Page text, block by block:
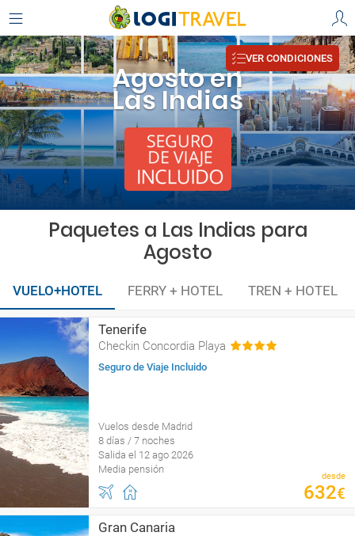
Agosto en
Las Indias
VER CONDICIONES
Paquetes a Las Indias para
Agosto
VUELO+HOTEL FERRY + HOTEL TREN + HOTEL
Tenerife
Checkin Concordia Playa
Seguro de Viaje Incluido
Vuelos desde Madrid
8 días / 7 noches
Salida el 12 ago 2026
Media pensión
desde
632€
Gran Canaria